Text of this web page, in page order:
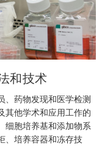
和技术
、药物发现和医学检测
其他学术和应用工作的
细胞培养基和添加物系
、培养容器和冻存技